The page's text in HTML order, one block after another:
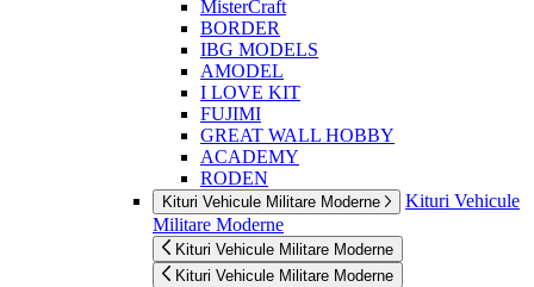
MisterCraft
BORDER
IBG MODELS
AMODEL
I LOVE KIT
FUJIMI
GREAT WALL HOBBY
ACADEMY
RODEN
Kituri Vehicule Militare Moderne
Kituri Vehicule
Militare Moderne
Kituri Vehicule Militare Moderne
Kituri Vehicule Militare Moderne